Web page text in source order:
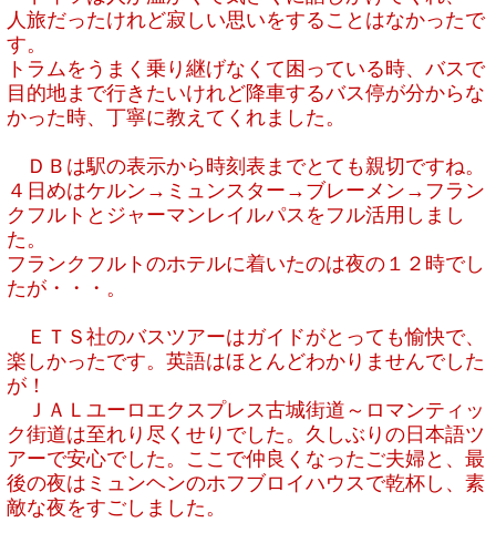
人旅だったけれど寂しい思いをすることはなかったで
す。
トラムをうまく乗り継げなくて困っている時、 バスで
目的地まで行きたいけれど降車するバス停が分からな
かった時、丁寧に教えてくれました。
ＤＢは駅の表示から時刻表までとても親切ですね。
４日めはケルン→ミュンスター→ブレーメン→フラン
クフルトとジャーマンレイルパスをフル活用しまし
た。
フランクフルトのホテルに着いたのは夜の１２時でし
たが・・・。
ＥＴＳ社のバスツアーはガイドがとっても愉快で、
楽しかったです。英語はほとんどわかりませんでした
が！
ＪＡＬユーロエクスプレス古城街道～ ロマンティッ
ク街道は至れり尽くせりでした。 久しぶりの日本語ツ
アーで安心でした。 ここで仲良くなった ご夫婦と、 最
後の夜はミュンヘンのホフブロイハウスで乾杯し、 素
敵な夜をすご しました。